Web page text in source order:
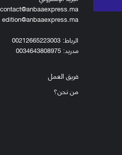
contact@anbaaexpress.ma
edition@anbaaexpress.ma
الرباط: 00212665223003
مدريد: 0034643808975
فريق العمل
من نحن؟